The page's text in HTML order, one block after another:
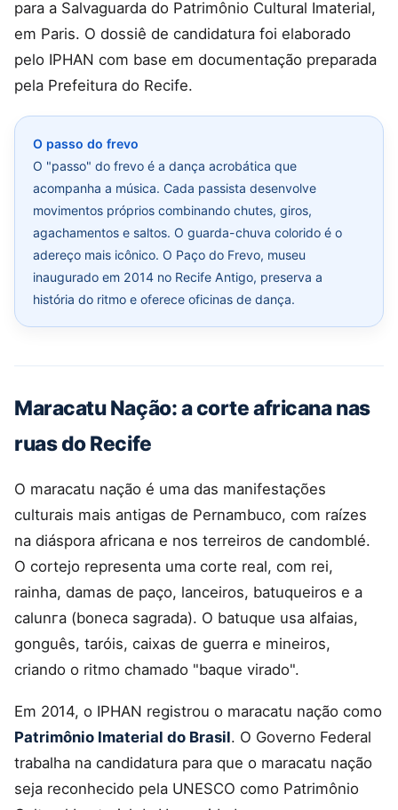
para a Salvaguarda do Patrimônio Cultural Imaterial,
em Paris. O dossiê de candidatura foi elaborado
pelo IPHAN com base em documentação preparada
pela Prefeitura do Recife.
O passo do frevo
O "passo" do frevo é a dança acrobática que
acompanha a música. Cada passista desenvolve
movimentos próprios combinando chutes, giros,
agachamentos e saltos. O guarda-chuva colorido é o
adereço mais icônico. O Paço do Frevo, museu
inaugurado em 2014 no Recife Antigo, preserva a
história do ritmo e oferece oficinas de dança.
Maracatu Nação: a corte africana nas
ruas do Recife
O maracatu nação é uma das manifestações
culturais mais antigas de Pernambuco, com raízes
na diáspora africana e nos terreiros de candomblé.
O cortejo representa uma corte real, com rei,
rainha, damas de paço, lanceiros, batuqueiros e a
calunга (boneca sagrada). O batuque usa alfaias,
gonguês, taróis, caixas de guerra e mineiros,
criando o ritmo chamado "baque virado".
Em 2014, o IPHAN registrou o maracatu nação como
Patrimônio Imaterial do Brasil. O Governo Federal
trabalha na candidatura para que o maracatu nação
seja reconhecido pela UNESCO como Patrimônio